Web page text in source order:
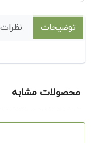
توضیحات نظرات
محصولات مشابه